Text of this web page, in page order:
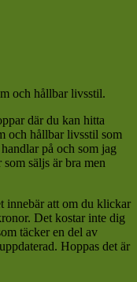
och hållbar livsstil.
där du kan hitta
och hållbar livsstil som
på och som jag
säljs är bra men
innebär att om du klickar
Det kostar inte dig
täcker en del av
Hoppas det är